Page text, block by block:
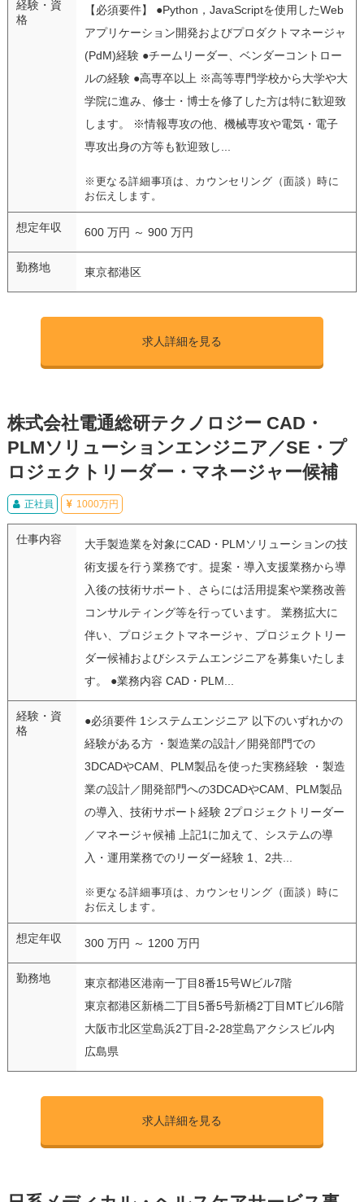
経験・資
格
【必須要件】 ●Python，JavaScriptを使用したWeb
アプリケーション開発およびプロダクトマネージャ
(PdM)経験 ●チームリーダー、ベンダーコントロー
ルの経験 ●高専卒以上 ※高等専門学校から大学や大
学院に進み、修士・博士を修了した方は特に歓迎致
します。 ※情報専攻の他、機械専攻や電気・電子
専攻出身の方等も歓迎致し...
※更なる詳細事項は、カウンセリング（面談）時に
お伝えします。
想定年収 600 万円 ～ 900 万円
勤務地 東京都港区
求人詳細を見る
株式会社電通総研テクノロジー CAD・
PLMソリューションエンジニア／SE・プ
ロジェクトリーダー・マネージャー候補
正社員 1000万円
仕事内容
大手製造業を対象にCAD・PLMソリューションの技
術支援を行う業務です。提案・導入支援業務から導
入後の技術サポート、さらには活用提案や業務改善
コンサルティング等を行っています。 業務拡大に
伴い、プロジェクトマネージャ、プロジェクトリー
ダー候補およびシステムエンジニアを募集いたしま
す。 ●業務内容 CAD・PLM...
経験・資
格
●必須要件 1システムエンジニア 以下のいずれかの
経験がある方 ・製造業の設計／開発部門での
3DCADやCAM、PLM製品を使った実務経験 ・製造
業の設計／開発部門への3DCADやCAM、PLM製品
の導入、技術サポート経験 2プロジェクトリーダー
／マネージャ候補 上記1に加えて、システムの導
入・運用業務でのリーダー経験 1、2共...
※更なる詳細事項は、カウンセリング（面談）時に
お伝えします。
想定年収 300 万円 ～ 1200 万円
勤務地
東京都港区港南一丁目8番15号Wビル7階
東京都港区新橋二丁目5番5号新橋2丁目MTビル6階
大阪市北区堂島浜2丁目-2-28堂島アクシスビル内
広島県
求人詳細を見る